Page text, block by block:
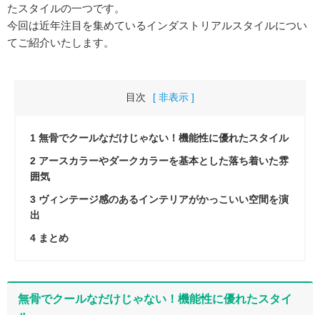
たスタイルの一つです。
今回は近年注目を集めているインダストリアルスタイルについ
てご紹介いたします。
目次 [ 非表示 ]
1 無骨でクールなだけじゃない！機能性に優れたスタイル
2 アースカラーやダークカラーを基本とした落ち着いた雰
囲気
3 ヴィンテージ感のあるインテリアがかっこいい空間を演
出
4 まとめ
無骨でクールなだけじゃない！機能性に優れたスタイ